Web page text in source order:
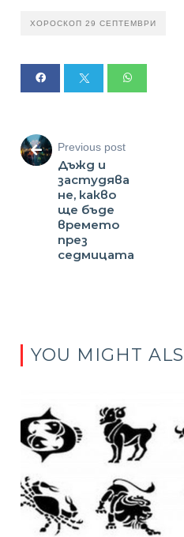
ХОРОСКОП 29 СЕПТЕМВРИ
Previous post
Дъжд и
застудява
не, какво
ще бъде
времето
през
седмицата
YOU MIGHT